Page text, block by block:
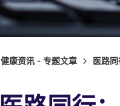
健康资讯 - 专题文章 医路同